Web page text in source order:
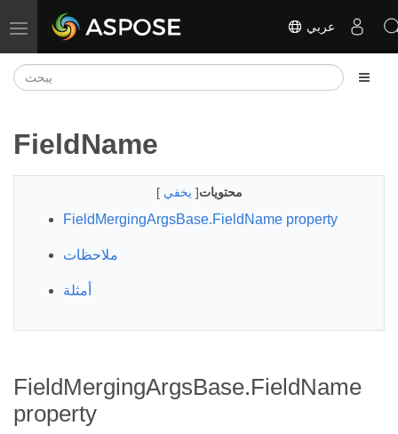
تبديل التنقل عربي
FieldName
محتويات[ يخفي]
FieldMergingArgsBase.FieldName property
ملاحظات
أمثلة
FieldMergingArgsBase.FieldName
property